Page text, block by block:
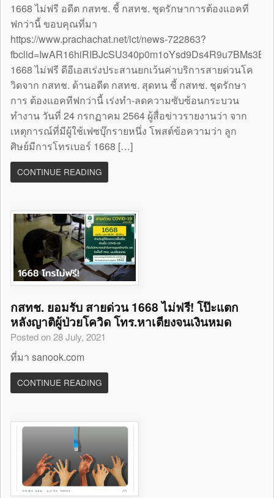
1668 ไม่ฟรี อดีต กสทช. ชี้ กสทช. ชุดรักษาการต้องแอคที
ฟกว่านี้ ขอบคุณที่มา
https://www.prachachat.net/ict/news-722863?
1668 ไม่ฟรี ดีอีเอสเร่งประสานยกเว้นค่าบริการสายด่วนโค
วิดจาก กสทช. ด้านอดีต กสทช. สุดทน ชี้ กสทช. ชุดรักษา
การ ต้องแอคทีฟกว่านี้ เร่งทำ-ลดความซับซ้อนกระบวน
ทำงาน วันที่ 24 กรกฏาคม 2564 ผู้สื่อข่าวรายงานว่า จาก
เหตุการณ์ที่มีผู้ใช้เฟซบุ๊กรายหนึ่ง โพสต์ข้อความว่า ลูก
ศิษย์มีการโทรเบอร์ 1668 […]
CONTINUE READING
กสทช. ยอมรับ สายด่วน 1668 ไม่ฟรี! โป๊ะแตก
หลังญาติผู้ป่วยโควิด โทร.หาเตียงจนเงินหมด
Posted on 28 July, 2021
ที่มา sanook.com
CONTINUE READING